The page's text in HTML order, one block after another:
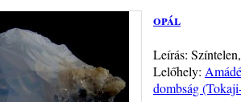
opál
Leírás:
Lelőhely:
dombság